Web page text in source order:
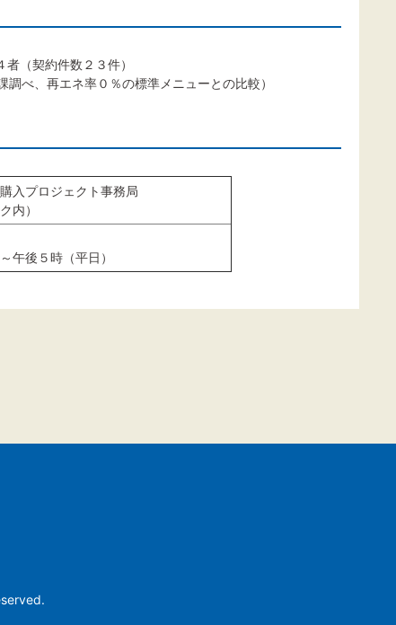
（契約件数２３件）
べ、再エネ率０％の標準メニューとの比較）
入プロジェクト事務局
内）
午後５時（平日）